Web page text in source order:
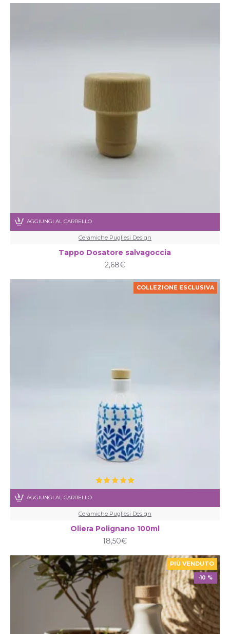
Ceramiche Pugliesi Design
Tappo Dosatore salvagoccia
2,68€
AGGIUNGI AL CARRELLO
COLLEZIONE ESCLUSIVA
Ceramiche Pugliesi Design
Oliera Polignano 100ml
18,50€
AGGIUNGI AL CARRELLO
PIÙ VENDUTO
-10 %